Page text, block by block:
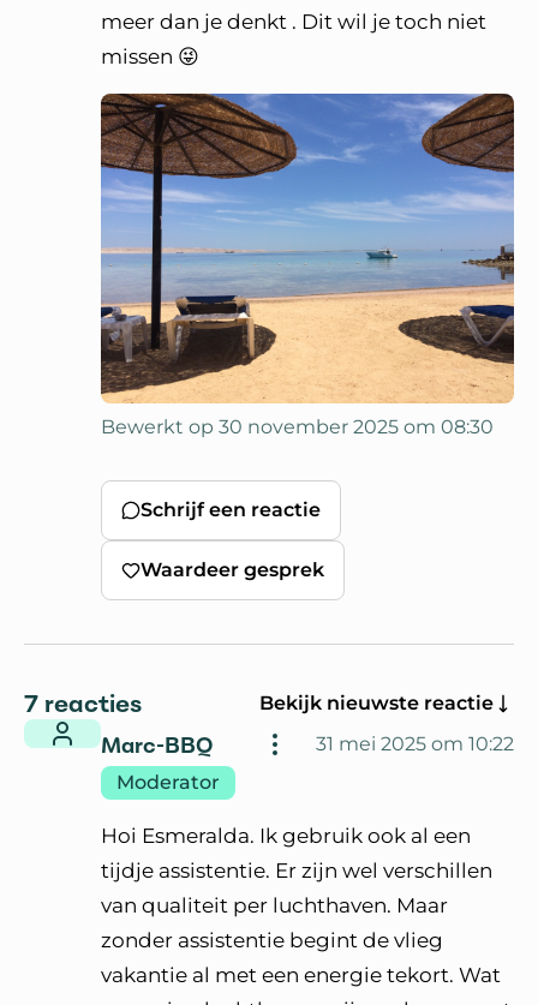
meer dan je denkt . Dit wil je toch niet
missen 😜
Bewerkt op 30 november 2025 om 08:30
Schrijf een reactie
Waardeer gesprek
7 reacties Bekijk nieuwste reactie
Marc-BBQ
31 mei 2025 om 10:22
Moderator
Hoi Esmeralda. Ik gebruik ook al een
tijdje assistentie. Er zijn wel verschillen
van qualiteit per luchthaven. Maar
zonder assistentie begint de vlieg
vakantie al met een energie tekort. Wat